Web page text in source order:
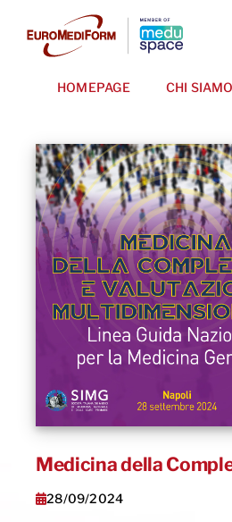
contenuto
HOMEPAGE CHI SIAMO
Medicina della
28/09/2024